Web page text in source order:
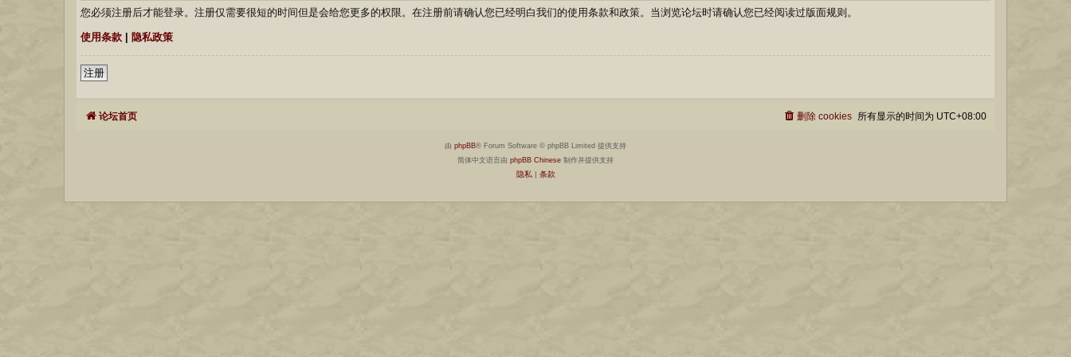
您必须注册后才能登录。注册仅需要很短的时间但是会给您更多的权限。在注册前请确认您已经明白我们的使用条款和政策。当浏览论坛时请确认您已经阅读过版面规则。
使用条款 隐私政策
注册
论坛首页 所有显示的时间为 UTC+08:00
删除 cookies
由 phpBB® Forum Software © phpBB Limited 提供支持
简体中文语言由 phpBB Chinese 制作并提供支持
隐私| 条款